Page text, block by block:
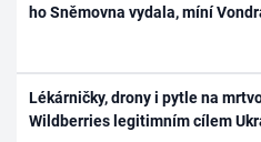
ho Sněmovna vydala, míní
Lékárničky, drony i pytle na
Wildberries legitimním cílem